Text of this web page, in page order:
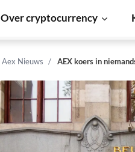
Over cryptocurrency
Aex Nieuws AEX koers in